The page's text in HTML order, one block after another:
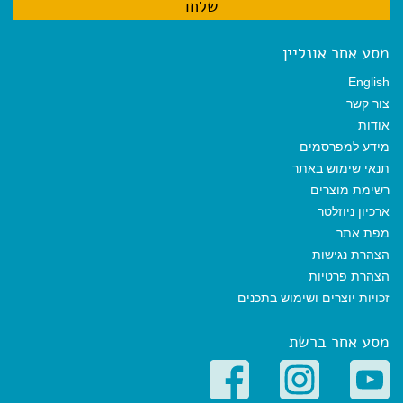
מסע אחר אונליין
English
צור קשר
אודות
מידע למפרסמים
תנאי שימוש באתר
רשימת מוצרים
ארכיון ניוזלטר
מפת אתר
הצהרת נגישות
הצהרת פרטיות
זכויות יוצרים ושימוש בתכנים
מסע אחר ברשת